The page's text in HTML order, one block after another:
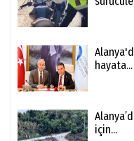
hayata...
için...